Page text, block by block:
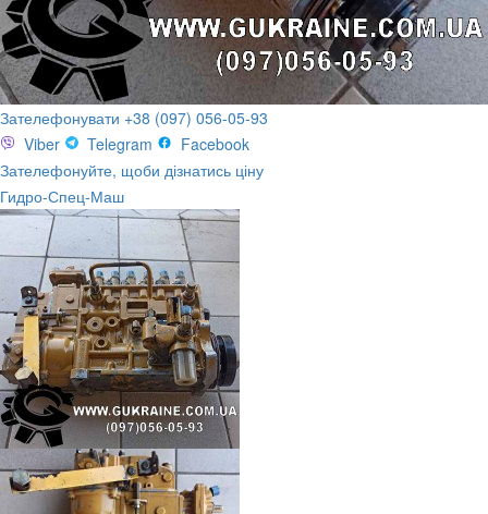
Зателефонувати +38 (097) 056-05-93
Viber
Telegram
Facebook
Зателефонуйте, щоби дізнатись ціну
Гидро-Спец-Маш